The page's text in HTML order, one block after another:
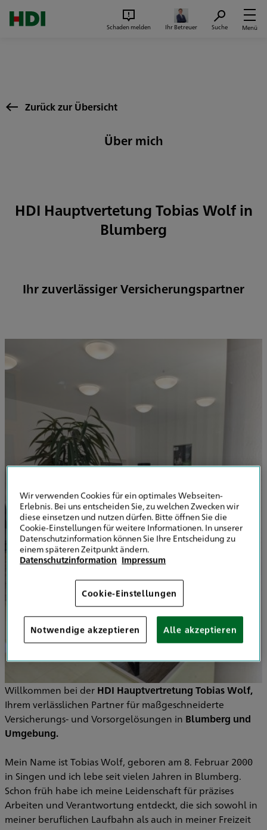
Schaden melden Ihr Betreuer Suche Menü
Zurück zur Übersicht
Über mich
HDI Hauptvertetung Tobias Wolf in
Blumberg
Ihr zuverlässiger Versicherungspartner
Willkommen bei der HDI Hauptvertretung Tobias Wolf,
Ihrem verlässlichen Partner für maßgeschneiderte
Versicherungs- und Vorsorgelösungen in Blumberg und
Umgebung.
Mein Name ist Tobias Wolf, geboren am 8. Februar 2000
in Singen und ich lebe seit vielen Jahren in Blumberg.
Schon früh habe ich meine Leidenschaft für präzises
Arbeiten und Verantwortung entdeckt, die sich sowohl in
meiner beruflichen Laufbahn als auch in meiner Freizeit
Wir verwenden Cookies für ein optimales Webseiten-
Erlebnis. Bei uns entscheiden Sie, zu welchen Zwecken wir
diese einsetzen und nutzen dürfen. Bitte öffnen Sie die
Cookie-Einstellungen für weitere Informationen. In unserer
Datenschutzinformation können Sie Ihre Entscheidung zu
einem späteren Zeitpunkt ändern.
Datenschutzinformation Impressum
Cookie-Einstellungen
Notwendige akzeptieren Alle akzeptieren